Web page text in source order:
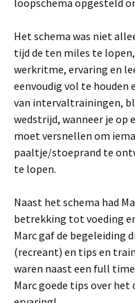
loopschema opgesteld
Het schema was niet
tijd de ten miles te
werkritme, ervaring en
eenvoudig vol te houden
van intervaltrainingen,
wedstrijd, wanneer je op
moet versnellen om
paaltje/stoeprand te
te lopen.
Naast het schema had
betrekking tot voeding
Marc gaf de begeleiding
(recreant) en tips en
waren naast een full
Marc goede tips over het